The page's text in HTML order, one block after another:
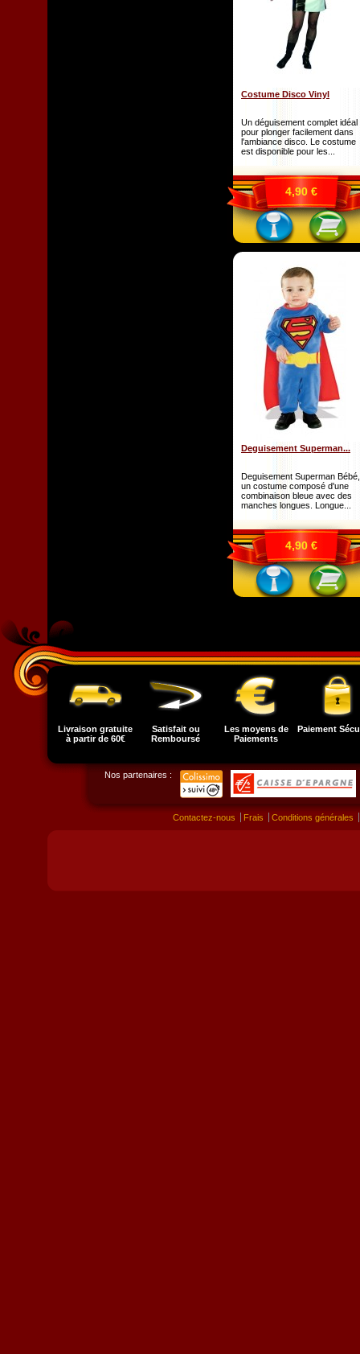
Costume Disco Vinyl
Un déguisement complet idéal
pour plonger facilement dans
l'ambiance disco. Le costume
est disponible pour les...
4,90 €
Deguisement Superman...
Deguisement Superman Bébé,
un costume composé d'une
combinaison bleue avec des
manches longues. Longue...
4,90 €
Livraison gratuite
à partir de 60€
Satisfait ou
Remboursé
Les moyens de
Paiements
Paiement
Nos partenaires :
Contactez-nous Frais Conditions générales